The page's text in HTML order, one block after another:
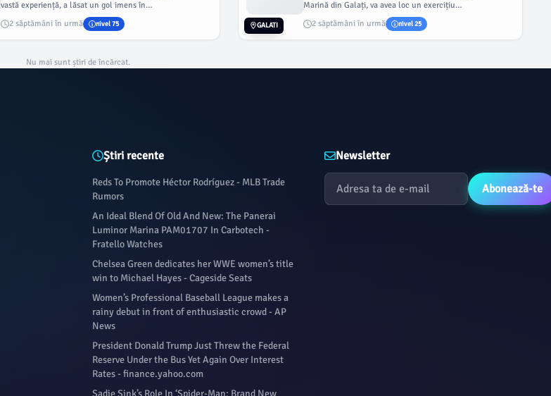
vastă experiență, a lăsat un gol imens în
comunitatea artistică din Galaț...
2 săptămâni în urmă nivel 75
Marină din Galați, va avea loc un exercițiu
antiterorist de amploare,...
2 săptămâni în urmă nivel 25
GALATI
Nu mai sunt știri de încărcat.
Știri recente
Reds To Promote Héctor Rodríguez - MLB Trade
Rumors
An Ideal Blend Of Old And New: The Panerai
Luminor Marina PAM01707 In Carbotech -
Fratello Watches
Chelsea Green dedicates her WWE women’s title
win to Michael Hayes - Cageside Seats
Women’s Professional Baseball League makes a
rainy debut in front of enthusiastic crowd - AP
News
President Donald Trump Just Threw the Federal
Reserve Under the Bus Yet Again Over Interest
Rates - finance.yahoo.com
Sadie Sink’s Role In ‘Spider-Man: Brand New
Newsletter
Abonează-te